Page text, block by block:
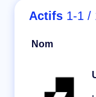
Actifs 1-1 /
Nom